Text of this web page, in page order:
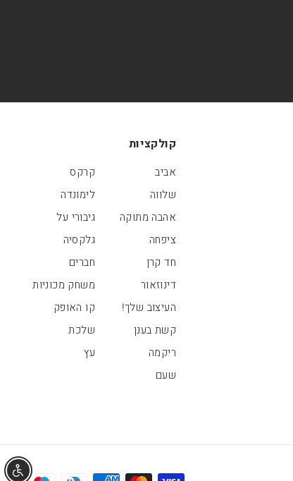
קולקציות
אביב
קרקס
שלווה
לימונדה
אהבה מתוקה
גיבורי על
ציפחה
גלקסיה
חד קרן
חברים
דינוזאור
משחק מכוניות
העיצוב שלך!
קו האופק
קשת בענן
שלכת
ריקמה
עץ
שעם